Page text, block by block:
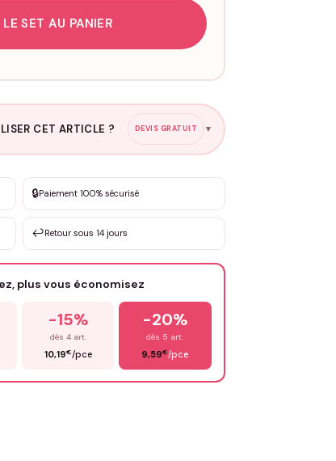
SET AU PANIER
CET ARTICLE ? DEVIS GRATUIT ▼
3 à 10€ selon la demande
🔒Paiement 100% sécurisé
↩️Retour sous 14 jours
plus vous économisez
-15%
dès 4 art.
10,19€/pce
-20%
dès 5 art.
9,59€/pce